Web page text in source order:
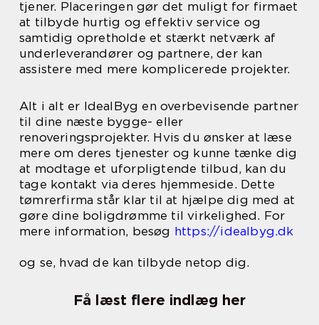
tjener. Placeringen gør det muligt for firmaet
at tilbyde hurtig og effektiv service og
samtidig opretholde et stærkt netværk af
underleverandører og partnere, der kan
assistere med mere komplicerede projekter.
Alt i alt er IdealByg en overbevisende partner
til dine næste bygge- eller
renoveringsprojekter. Hvis du ønsker at læse
mere om deres tjenester og kunne tænke dig
at modtage et uforpligtende tilbud, kan du
tage kontakt via deres hjemmeside. Dette
tømrerfirma står klar til at hjælpe dig med at
gøre dine boligdrømme til virkelighed. For
mere information, besøg https://idealbyg.dk
og se, hvad de kan tilbyde netop dig.
Få læst flere indlæg her